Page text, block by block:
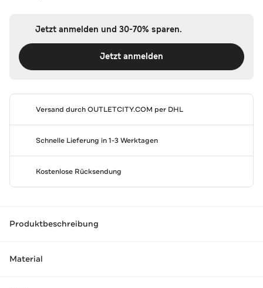
Jetzt anmelden und 30-70% sparen.
Jetzt anmelden
Versand durchOUTLETCITY.COM per DHL
Schnelle Lieferung in 1-3 Werktagen
Kostenlose Rücksendung
Produktbeschreibung
Material